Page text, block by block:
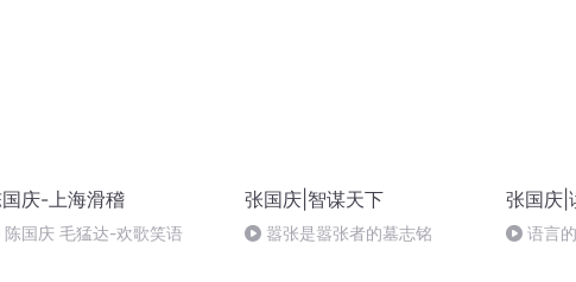
庆-上海滑稽
陈国庆 毛猛达-欢歌笑语
张国庆|智谋天下
嚣张是嚣张者的墓志铭
张国庆|
语言